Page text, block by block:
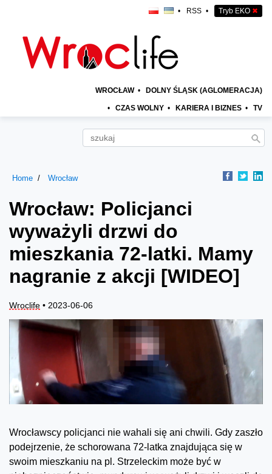
• RSS • Tryb EKO ✖
WROCŁAW • DOLNY ŚLĄSK (AGLOMERACJA)
• CZAS WOLNY • KARIERA I BIZNES • TV
Home Wrocław
Wrocław: Policjanci
wyważyli drzwi do
mieszkania 72-latki. Mamy
nagranie z akcji [WIDEO]
Wroclife • 2023-06-06
Wrocławscy policjanci nie wahali się ani chwili. Gdy zaszło
podejrzenie, że schorowana 72-latka znajdująca się w
swoim mieszkaniu na pl. Strzeleckim może być w